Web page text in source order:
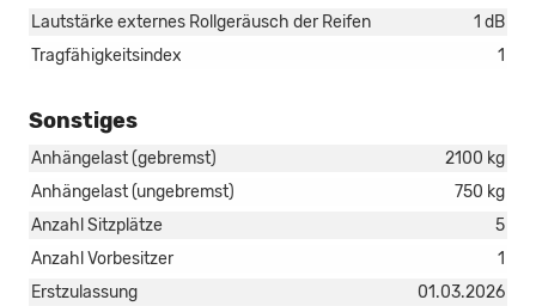
Lautstärke externes Rollgeräusch der Reifen
1 dB
Tragfähigkeitsindex
1
Sonstiges
Anhängelast (gebremst)
2100 kg
Anhängelast (ungebremst)
750 kg
Anzahl Sitzplätze
5
Anzahl Vorbesitzer
1
Erstzulassung
01.03.2026